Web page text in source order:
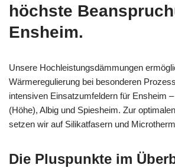
höchste
Ensheim.
Unsere Hochleistungsdämmungen
Wärmeregulierung bei besonderen
intensiven Einsatzumfeldern für Ensheim
(Höhe), Albig und Spiesheim. Zur
setzen wir auf Silikatfasern und
Die Pluspunkte im